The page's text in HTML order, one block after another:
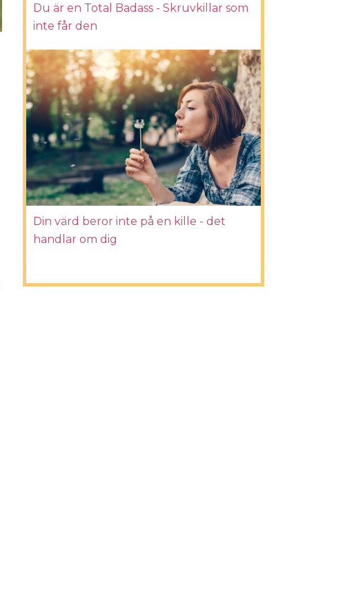
Du är en Total Badass - Skruvkillar som
inte får den
Din värd beror inte på en kille - det
handlar om dig